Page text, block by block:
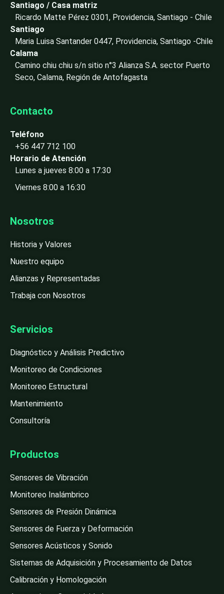
n
i
Santiago / Casa matriz
Ricardo Matte Pérez 0301, Providencia, Santiago - Chile
Santiago
Maria Luisa Santander 0447, Providencia, Santiago -Chile
Calama
Camino chiu chiu s/n sitio n°3 Alianza S.A. sector Puerto
Seco, Calama, Región de Antofagasta
Contacto
Teléfono
+56 447 712 100
Horario de Atención
Lunes a jueves 8:00 a 17:30
Viernes 8:00 a 16:30
Nosotros
Historia y Valores
Nuestro equipo
Alianzas y Representadas
Trabaja con Nosotros
Servicios
Diagnóstico y Análisis Predictivo
Monitoreo de Condiciones
Monitoreo Estructural
Mantenimiento
Consultoría
Productos
Sensores de Vibración
Monitoreo Inalámbrico
Sensores de Presión Dinámica
Sensores de Fuerza y Deformación
Sensores Acústicos y Sonido
Sistemas de Adquisición y Procesamiento de Datos
Calibración y Homologación